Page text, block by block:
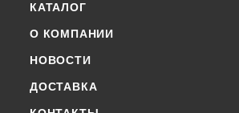
КАТАЛОГ
О КОМПАНИИ
НОВОСТИ
ДОСТАВКА